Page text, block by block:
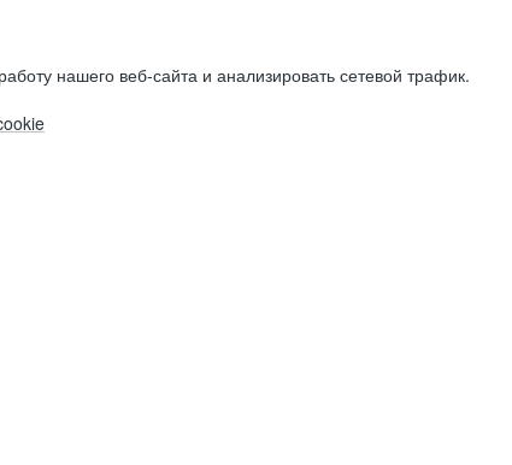
нашего веб-сайта и анализировать сетевой трафик.